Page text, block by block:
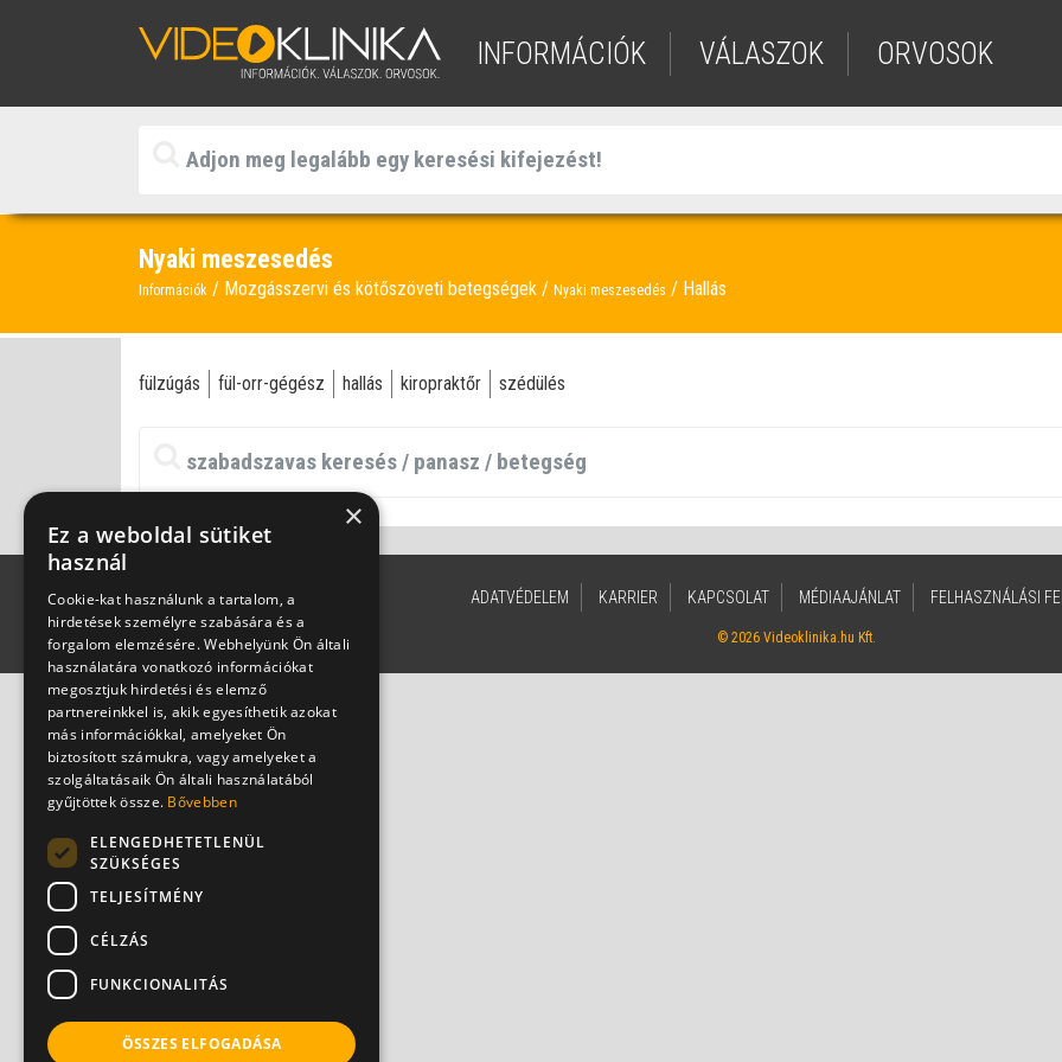
INFORMÁCIÓK VÁLASZOK ORVOSOK
Nyaki meszesedés
Információk Mozgásszervi és kötőszöveti betegségek Nyaki meszesedés Hallás
fülzúgás fül-orr-gégész hallás kiropraktőr szédülés
ADATVÉDELEM KARRIER KAPCSOLAT MÉDIAAJÁNLAT FELHASZNÁLÁSI
© 2026 Videoklinika.hu Kft.
×
Ez a weboldal sütiket
használ
Cookie-kat használunk a tartalom, a
hirdetések személyre szabására és a
forgalom elemzésére. Webhelyünk Ön általi
használatára vonatkozó információkat
megosztjuk hirdetési és elemző
partnereinkkel is, akik egyesíthetik azokat
más információkkal, amelyeket Ön
biztosított számukra, vagy amelyeket a
szolgáltatásaik Ön általi használatából
gyűjtöttek össze. Bővebben
ELENGEDHETETLENÜL
SZÜKSÉGES
TELJESÍTMÉNY
CÉLZÁS
FUNKCIONALITÁS
ÖSSZES ELFOGADÁSA